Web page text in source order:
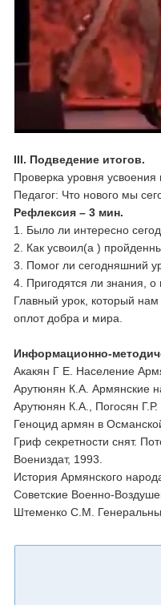
III. Подведение итогов.
Проверка уровня
Педагог: Что нового мы
Рефлексия – 3 мин.
1. Было ли интересно
2. Как усвоил(а )
3. Помог ли сегодняшний
4. Пригодятся ли знания,
Главный урок, который
оплот добра и мира.
Информационно-
Акакян Г Е. Население
Арутюнян К.А. Армянские
Арутюнян К.А., Погосян
Геноцид армян в
Гриф секретности снят.
Воениздат, 1993.
История Армянского
Советские Военно-
Штеменко С.М.